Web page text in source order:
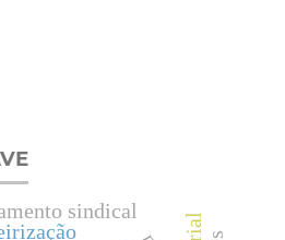
sindical